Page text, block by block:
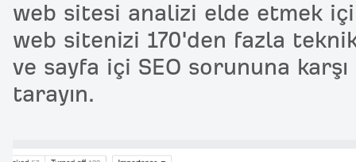
web sitesi analizi elde etmek
web sitenizi 170'den fazla
ve sayfa içi SEO sorununa karşı
tarayın.